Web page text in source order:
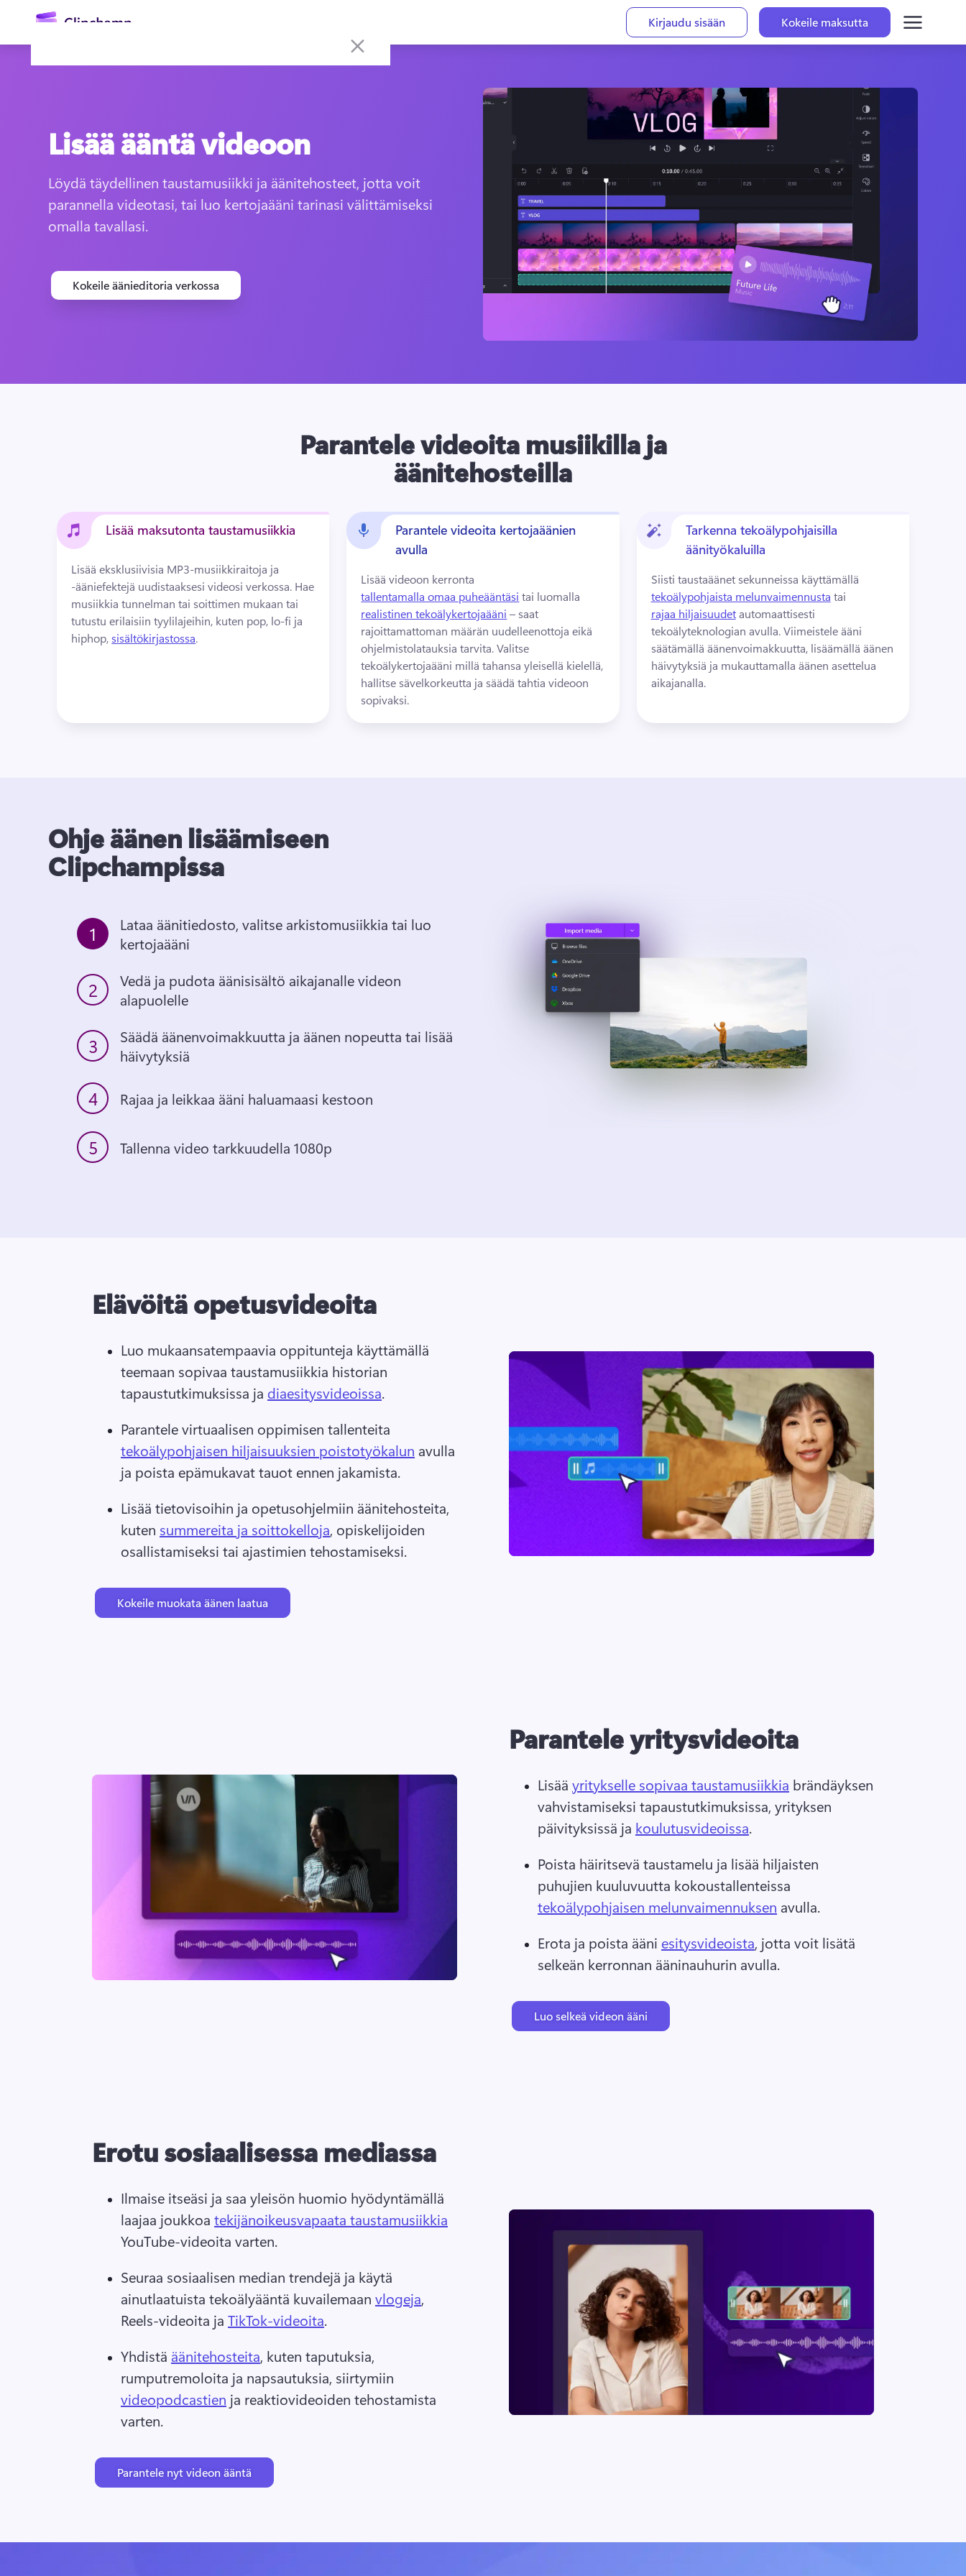
Kirjaudu sisään Kokeile maksutta
Kirjaudu sisään
Lisää ääntä videoon
Löydä täydellinen taustamusiikki ja äänitehosteet, jotta voit
parannella videotasi, tai luo kertojaääni tarinasi välittämiseksi
omalla tavallasi.
Kokeile äänieditoria verkossa
Parantele videoita musiikilla ja
äänitehosteilla
Lisää maksutonta taustamusiikkia
Lisää eksklusiivisia MP3-musiikkiraitoja ja
-ääniefektejä uudistaaksesi videosi verkossa. Hae
musiikkia tunnelman tai soittimen mukaan tai
tutustu erilaisiin tyylilajeihin, kuten pop, lo-fi ja
hiphop, sisältökirjastossa.
Parantele videoita kertojaäänien
avulla
Lisää videoon kerronta
tallentamalla omaa puheääntäsi tai luomalla
realistinen tekoälykertojaääni – saat
rajoittamattoman määrän uudelleenottoja eikä
ohjelmistolatauksia tarvita. Valitse
tekoälykertojaääni millä tahansa yleisellä kielellä,
hallitse sävelkorkeutta ja säädä tahtia videoon
sopivaksi.
Tarkenna tekoälypohjaisilla
äänityökaluilla
Siisti taustaäänet sekunneissa käyttämällä
tekoälypohjaista melunvaimennusta tai
rajaa hiljaisuudet automaattisesti
tekoälyteknologian avulla. Viimeistele ääni
säätämällä äänenvoimakkuutta, lisäämällä äänen
häivytyksiä ja mukauttamalla äänen asettelua
aikajanalla.
Ohje äänen lisäämiseen
Clipchampissa
1
Lataa äänitiedosto, valitse arkistomusiikkia tai luo
kertojaääni
2
Vedä ja pudota äänisisältö aikajanalle videon
alapuolelle
3
Säädä äänenvoimakkuutta ja äänen nopeutta tai lisää
häivytyksiä
4 Rajaa ja leikkaa ääni haluamaasi kestoon
5 Tallenna video tarkkuudella 1080p
Elävöitä opetusvideoita
Luo mukaansatempaavia oppitunteja käyttämällä
teemaan sopivaa taustamusiikkia historian
tapaustutkimuksissa ja diaesitysvideoissa.
Parantele virtuaalisen oppimisen tallenteita
tekoälypohjaisen hiljaisuuksien poistotyökalun avulla
ja poista epämukavat tauot ennen jakamista.
Lisää tietovisoihin ja opetusohjelmiin äänitehosteita,
kuten summereita ja soittokelloja, opiskelijoiden
osallistamiseksi tai ajastimien tehostamiseksi.
Kokeile muokata äänen laatua
Parantele yritysvideoita
Lisää yritykselle sopivaa taustamusiikkia brändäyksen
vahvistamiseksi tapaustutkimuksissa, yrityksen
päivityksissä ja koulutusvideoissa.
Poista häiritsevä taustamelu ja lisää hiljaisten
puhujien kuuluvuutta kokoustallenteissa
tekoälypohjaisen melunvaimennuksen avulla.
Erota ja poista ääni esitysvideoista, jotta voit lisätä
selkeän kerronnan ääninauhurin avulla.
Luo selkeä videon ääni
Erotu sosiaalisessa mediassa
Ilmaise itseäsi ja saa yleisön huomio hyödyntämällä
laajaa joukkoa tekijänoikeusvapaata taustamusiikkia
YouTube-videoita varten.
Seuraa sosiaalisen median trendejä ja käytä
ainutlaatuista tekoälyääntä kuvailemaan vlogeja,
Reels-videoita ja TikTok-videoita.
Yhdistä äänitehosteita, kuten taputuksia,
rumputremoloita ja napsautuksia, siirtymiin
videopodcastien ja reaktiovideoiden tehostamista
varten.
Parantele nyt videon ääntä